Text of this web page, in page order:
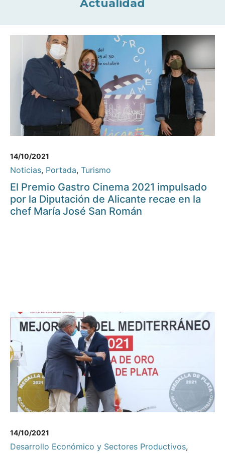
Actualidad
14/10/2021
Noticias, Portada, Turismo
El Premio Gastro Cinema 2021 impulsado
por la Diputación de Alicante recae en la
chef María José San Román
14/10/2021
Desarrollo Económico y Sectores Productivos,